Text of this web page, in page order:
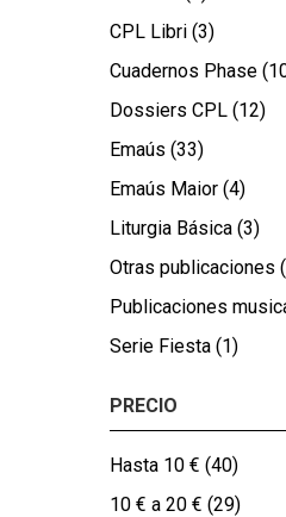
CPL Libri (3)
Cuadernos Phase
Dossiers CPL (12)
Emaús (33)
Emaús Maior (4)
Liturgia Básica (3)
Otras publicaciones
Publicaciones
Serie Fiesta (1)
PRECIO
Hasta 10 € (40)
10 € a 20 € (29)